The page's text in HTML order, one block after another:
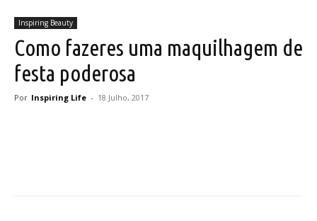
Inspiring Beauty
Como fazeres uma maquilhagem de
festa poderosa
Por Inspiring Life - 18 Julho, 2017